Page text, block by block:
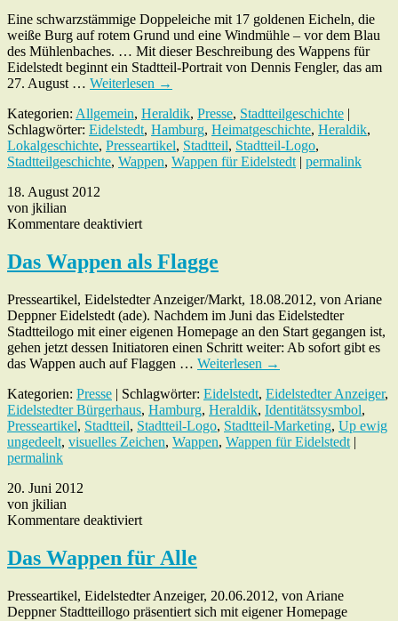
Eine schwarzstämmige Doppeleiche mit 17 goldenen Eicheln, die
weiße Burg auf rotem Grund und eine Windmühle – vor dem Blau
des Mühlenbaches. … Mit dieser Beschreibung des Wappens für
Eidelstedt beginnt ein Stadtteil-Portrait von Dennis Fengler, das am
27. August … Weiterlesen →
Kategorien: Allgemein, Heraldik, Presse, Stadtteilgeschichte |
Schlagwörter: Eidelstedt, Hamburg, Heimatgeschichte, Heraldik,
Lokalgeschichte, Presseartikel, Stadtteil, Stadtteil-Logo,
Stadtteilgeschichte, Wappen, Wappen für Eidelstedt | permalink
18. August 2012
von jkilian
Kommentare deaktiviertfür
Wappen
als
Das Wappen als Flagge
Presseartikel, Eidelstedter Anzeiger/Markt, 18.08.2012, von Ariane
Deppner Eidelstedt (ade). Nachdem im Juni das Eidelstedter
Stadtteilogo mit einer eigenen Homepage an den Start gegangen ist,
gehen jetzt dessen Initiatoren einen Schritt weiter: Ab sofort gibt es
das Wappen auch auf Flaggen … Weiterlesen →
Kategorien: Presse | Schlagwörter: Eidelstedt, Eidelstedter Anzeiger,
Eidelstedter Bürgerhaus, Hamburg, Heraldik, Identitätssysmbol,
Presseartikel, Stadtteil, Stadtteil-Logo, Stadtteil-Marketing, Up ewig
ungedeelt, visuelles Zeichen, Wappen, Wappen für Eidelstedt |
permalink
20. Juni 2012
von jkilian
Kommentare deaktiviertfür
Wappen
für
Das Wappen für Alle
Presseartikel, Eidelstedter Anzeiger, 20.06.2012, von Ariane
Deppner Stadtteillogo präsentiert sich mit eigener Homepage